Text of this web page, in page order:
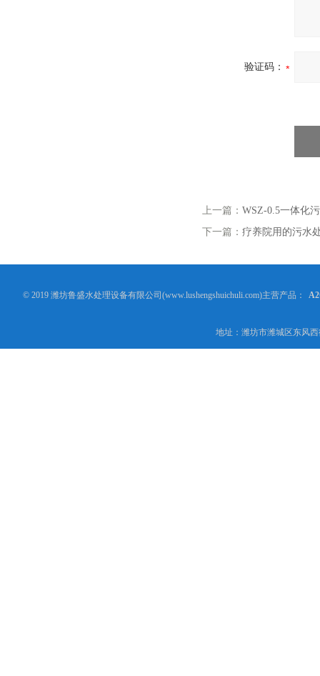
验证码：
上一篇： WSZ-0.5一体化
下一篇： 疗养院用的污水
© 2019 潍坊鲁盛水处理设备有限公司(www.lushengshuichuli.com)主营产品：
地址：潍坊市潍城区东风